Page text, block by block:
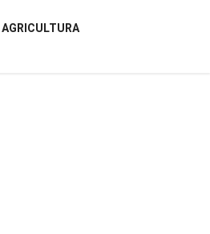
AGRICULTURA